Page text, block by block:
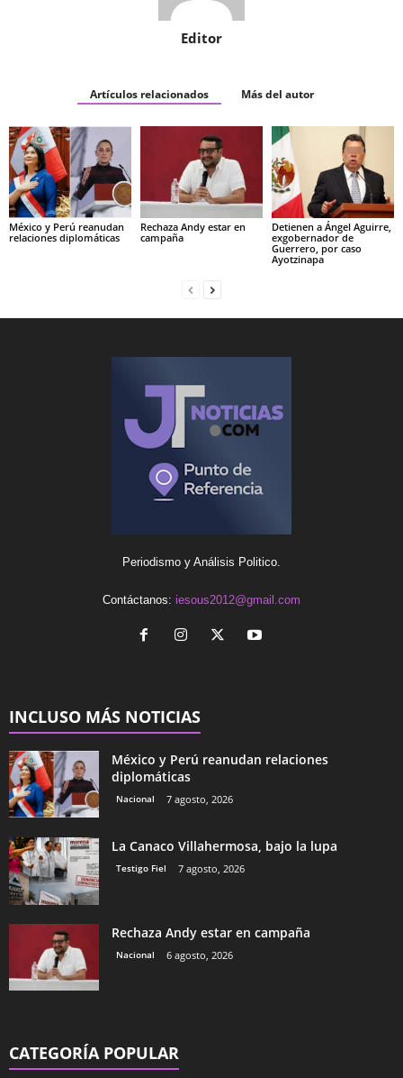
Editor
Artículos relacionados Más del autor
México y Perú reanudan
relaciones diplomáticas
Rechaza Andy estar en
campaña
Detienen a Ángel Aguirre,
exgobernador de
Guerrero, por caso
Ayotzinapa
Periodismo y Análisis Politico.
Contáctanos: iesous2012@gmail.com
INCLUSO MÁS NOTICIAS
México y Perú reanudan relaciones
diplomáticas
Nacional 7 agosto, 2026
La Canaco Villahermosa, bajo la lupa
Testigo Fiel 7 agosto, 2026
Rechaza Andy estar en campaña
Nacional 6 agosto, 2026
CATEGORÍA POPULAR